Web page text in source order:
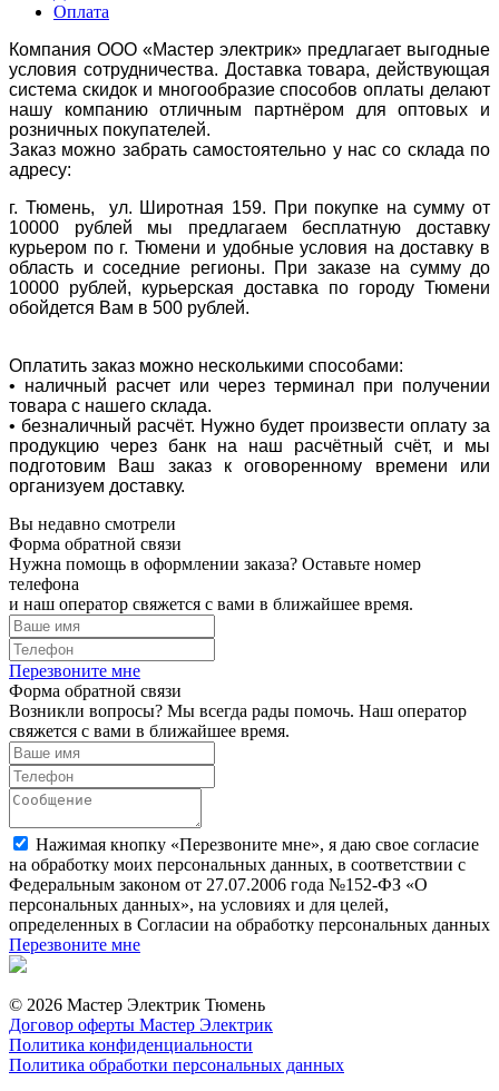
Оплата
Компания ООО «Мастер электрик» предлагает выгодные
условия сотрудничества. Доставка товара, действующая
система скидок и многообразие способов оплаты делают
нашу компанию отличным партнёром для оптовых и
розничных покупателей.
Заказ можно забрать самостоятельно у нас со склада по
адресу:
г. Тюмень, ул. Широтная 159. При покупке на сумму от
10000 рублей мы предлагаем бесплатную доставку
курьером по г. Тюмени и удобные условия на доставку в
область и соседние регионы. При заказе на сумму до
10000 рублей, курьерская доставка по городу Тюмени
обойдется Вам в 500 рублей.
Оплатить заказ можно несколькими способами:
• наличный расчет или через терминал при получении
товара с нашего склада.
• безналичный расчёт. Нужно будет произвести оплату за
продукцию через банк на наш расчётный счёт, и мы
подготовим Ваш заказ к оговоренному времени или
организуем доставку.
Вы недавно смотрели
Форма обратной связи
Нужна помощь в оформлении заказа? Оставьте номер
телефона
и наш оператор свяжется с вами в ближайшее время.
Перезвоните мне
Форма обратной связи
Возникли вопросы? Мы всегда рады помочь. Наш оператор
свяжется с вами в ближайшее время.
Нажимая кнопку «Перезвоните мне», я даю свое согласие
на обработку моих персональных данных, в соответствии с
Федеральным законом от 27.07.2006 года №152-ФЗ «О
персональных данных», на условиях и для целей,
определенных в Согласии на обработку персональных данных
Перезвоните мне
© 2026 Мастер Электрик Тюмень
Договор оферты Мастер Электрик
Политика конфиденциальности
Политика обработки персональных данных